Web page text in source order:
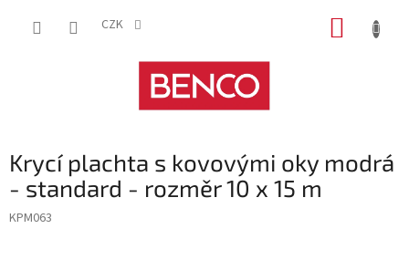
CZK
Krycí plachta s kovovými oky modrá
- standard - rozměr 10 x 15 m
KPM063